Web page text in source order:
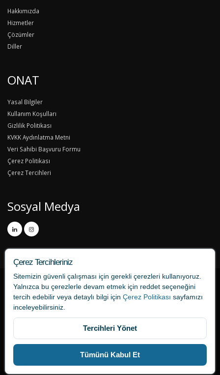
Hakkımızda
Hizmetler
Çözümler
Diller
ONAT
Yasal Bilgiler
Kullanım Koşulları
Gizlilik Politikası
KVKK Aydınlatma Metni
Veri Sahibi Başvuru Formu
Çerez Politikası
Çerez Tercihleri
Sosyal Medya
tercume724.com bir ONAT Tercüme markasıdır.
Çerez Tercihleriniz
Sitemizin güvenli çalışması için gerekli çerezleri kullanıyoruz.
Yalnızca bu çerezlerle devam etmek için reddet seçeneğini
tercih edebilir veya detaylı bilgi için Çerez Politikası sayfamızı
inceleyebilirsiniz.
Tercihleri Yönet
Tümünü Kabul Et